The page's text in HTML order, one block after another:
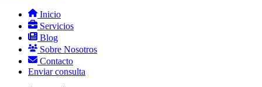
Inicio
Servicios
Blog
Sobre Nosotros
Contacto
Enviar consulta